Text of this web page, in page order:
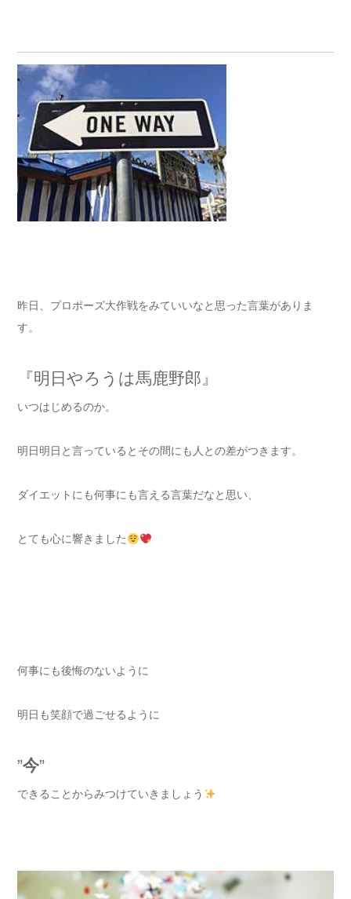
昨日、プロポーズ大作戦をみていいなと思った言葉がありま
す。
『明日やろうは馬鹿野郎』
いつはじめるのか。
明日明日と言っているとその間にも人との差がつきます。
ダイエットにも何事にも言える言葉だなと思い、
とても心に響きました
何事にも後悔のないように
明日も笑顔で過ごせるように
”今”
できることからみつけていきましょう